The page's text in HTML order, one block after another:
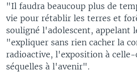
"Il faudra beaucoup plus de
vie pour rétablir les terres et
souligné l'adolescent, appelant
"expliquer sans rien cacher la
radioactive, l'exposition à celle-
séquelles à l'avenir".